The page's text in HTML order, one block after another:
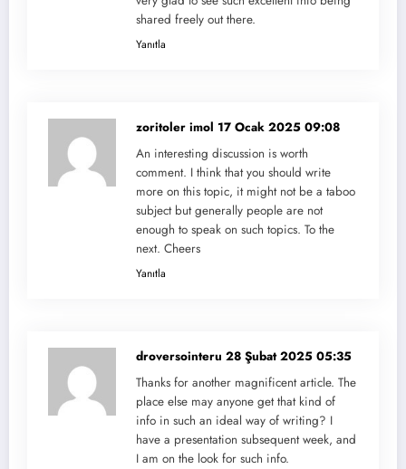
shared freely out there.
Yanıtla
zoritoler imol 17 Ocak 2025 09:08
An interesting discussion is worth
comment. I think that you should write
more on this topic, it might not be a taboo
subject but generally people are not
enough to speak on such topics. To the
next. Cheers
Yanıtla
droversointeru 28 Şubat 2025 05:35
Thanks for another magnificent article. The
place else may anyone get that kind of
info in such an ideal way of writing? I
have a presentation subsequent week, and
I am on the look for such info.